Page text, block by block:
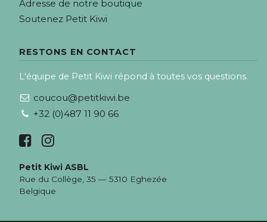
Adresse de notre boutique
Soutenez Petit Kiwi
RESTONS EN CONTACT
L'équipe de Petit Kiwi répond à toutes vos questions.
coucou@petitkiwi.be
+32 (0)487 11 90 66
Petit Kiwi ASBL
Rue du Collège, 35 — 5310 Eghezée
Belgique